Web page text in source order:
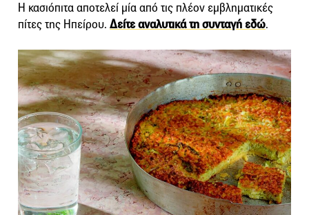
Η κασιόπιτα αποτελεί μία από τις πλέον εμβληματικές
πίτες της Ηπείρου. Δείτε αναλυτικά τη συνταγή εδώ.